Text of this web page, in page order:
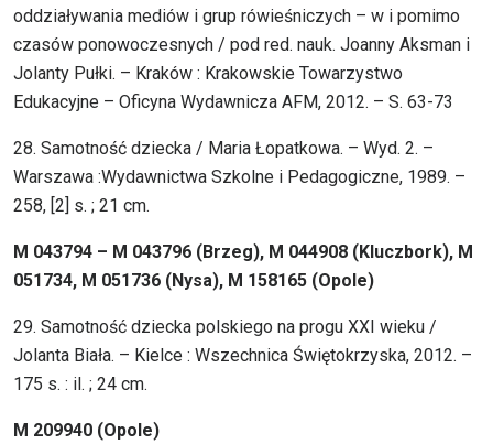
oddziaływania mediów i grup rówieśniczych – w i pomimo
czasów ponowoczesnych / pod red. nauk. Joanny Aksman i
Jolanty Pułki. – Kraków : Krakowskie Towarzystwo
Edukacyjne – Oficyna Wydawnicza AFM, 2012. – S. 63-73
28. Samotność dziecka / Maria Łopatkowa. – Wyd. 2. –
Warszawa :Wydawnictwa Szkolne i Pedagogiczne, 1989. –
258, [2] s. ; 21 cm.
M 043794 – M 043796 (Brzeg), M 044908 (Kluczbork), M
051734, M 051736 (Nysa), M 158165 (Opole)
29. Samotność dziecka polskiego na progu XXI wieku /
Jolanta Biała. – Kielce : Wszechnica Świętokrzyska, 2012. –
175 s. : il. ; 24 cm.
M 209940 (Opole)